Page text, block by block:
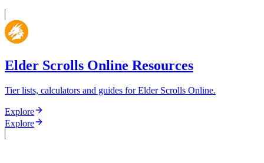
Elder Scrolls Online Resources
Tier lists, calculators and guides for Elder Scrolls Online.
Explore
Explore